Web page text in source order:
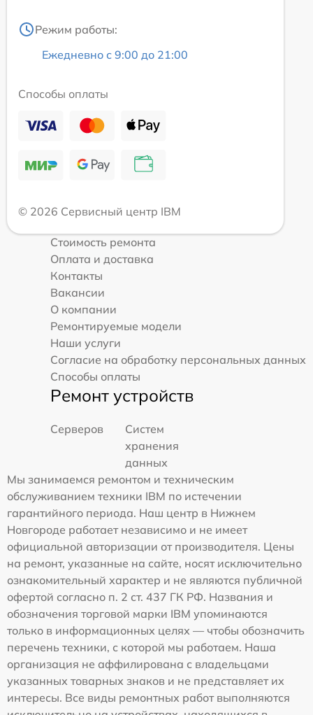
Режим работы:
Ежедневно с 9:00 до 21:00
Способы оплаты
© 2026 Сервисный центр IBM
Стоимость ремонта
Оплата и доставка
Контакты
Вакансии
О компании
Ремонтируемые модели
Наши услуги
Согласие на обработку персональных данных
Способы оплаты
Ремонт устройств
Серверов
Систем
хранения
данных
Мы занимаемся ремонтом и техническим
обслуживанием техники IBM по истечении
гарантийного периода. Наш центр в Нижнем
Новгороде работает независимо и не имеет
официальной авторизации от производителя. Цены
на ремонт, указанные на сайте, носят исключительно
ознакомительный характер и не являются публичной
офертой согласно п. 2 ст. 437 ГК РФ. Названия и
обозначения торговой марки IBM упоминаются
только в информационных целях — чтобы обозначить
перечень техники, с которой мы работаем. Наша
организация не аффилирована с владельцами
указанных товарных знаков и не представляет их
интересы. Все виды ремонтных работ выполняются